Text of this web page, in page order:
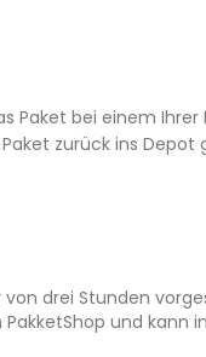
Paket bei einem Ihrer
zurück ins Depot
drei Stunden
PakketShop und kann